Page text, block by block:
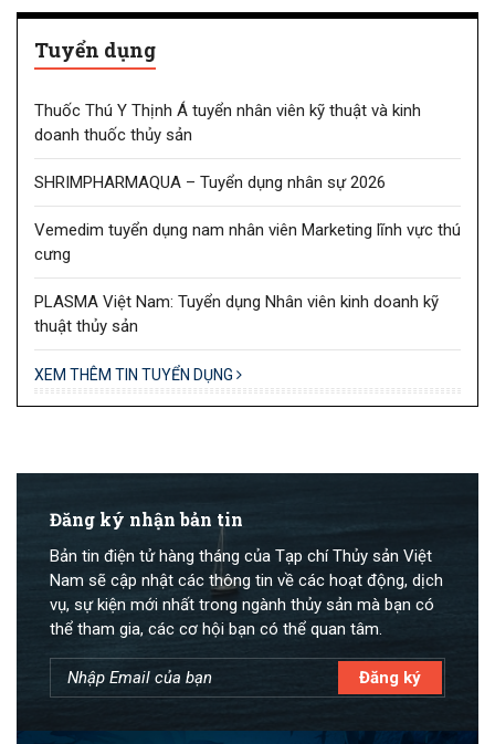
Tuyển dụng
Thuốc Thú Y Thịnh Á tuyển nhân viên kỹ thuật và kinh
doanh thuốc thủy sản
SHRIMPHARMAQUA – Tuyển dụng nhân sự 2026
Vemedim tuyển dụng nam nhân viên Marketing lĩnh vực thú
cưng
PLASMA Việt Nam: Tuyển dụng Nhân viên kinh doanh kỹ
thuật thủy sản
XEM THÊM TIN TUYỂN DỤNG
Đăng ký nhận bản tin
Bản tin điện tử hàng tháng của Tạp chí Thủy sản Việt
Nam sẽ cập nhật các thông tin về các hoạt động, dịch
vụ, sự kiện mới nhất trong ngành thủy sản mà bạn có
thể tham gia, các cơ hội bạn có thể quan tâm.